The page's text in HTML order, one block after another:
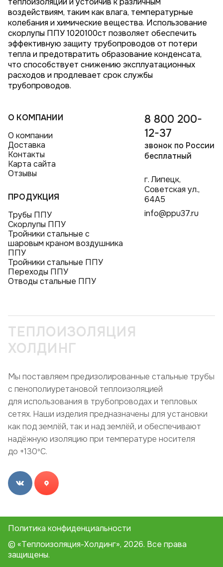
воздействиям, таким как влага, температурные
колебания и химические вещества. Использование
скорлупы ППУ 1020100ст позволяет обеспечить
эффективную защиту трубопроводов от потери
тепла и предотвратить образование конденсата,
что способствует снижению эксплуатационных
расходов и продлевает срок службы
трубопроводов.
О КОМПАНИИ
О компании
Доставка
Контакты
Карта сайта
Отзывы
ПРОДУКЦИЯ
Трубы ППУ
Скорлупы ППУ
Тройники стальные с
шаровым краном воздушника
ППУ
Тройники стальные ППУ
Переходы ППУ
Отводы стальные ППУ
8 800 200-
12-37
звонок по России
бесплатный
г. Липецк,
Советская ул.,
64А5
info@ppu37.ru
ТЕПЛОИЗОЛЯЦИЯ
ХОЛДИНГ
Мы поставляем предизолированные стальные трубы
с пенополиуретановой теплоизоляцией
для использования в трубопроводах и тепловых
сетях. Наши изделия предназначены для установки
как под землёй, так и над землёй, и обеспечивают
надёжную изоляцию при температуре носителя
до +130ºC.
Политика конфиденциальности
© «Теплоизоляция-Холдинг», 2026. Все права
защищены.